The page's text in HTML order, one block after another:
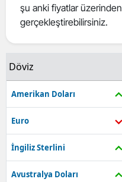
şu anki fiyatlar üzerinden
gerçekleştirebilirsiniz.
Döviz
Amerikan Doları
Euro
İngiliz Sterlini
Avustralya Doları